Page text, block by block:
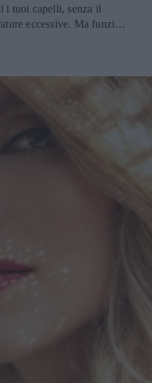
i tuoi capelli, senza il
eccessive. Ma funziona